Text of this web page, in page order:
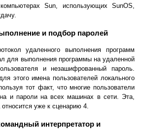
Sun, использующих SunOS,
и подбор паролей
удаленного выполнения программ
для выполнения программы на удаленной
и незашифрованный пароль.
этого имена пользователей локального
тот факт, что многие пользователи
и пароли на всех машинах в сети. Эта,
уже к сценарию 4.
интерпретатор и